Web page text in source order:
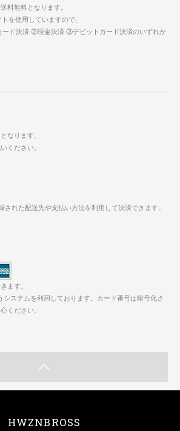
料無料となります。
を使用していますので、
ド決済 ②現金決済 ③デビットカード決済のいずれか
なります。
ください。
された配送先や支払い方法を利用して決済できます。
ます。
システムを利用しております。カード番号は暗号化さ
ください。
HWZNBROSS